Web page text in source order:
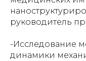
руководитель
-Исследование
динамики